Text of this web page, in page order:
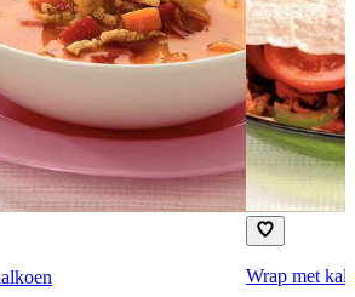
Wrap met